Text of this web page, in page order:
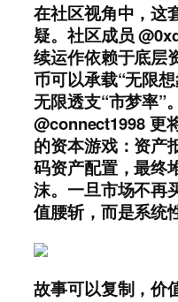
在社区视角中，这
疑。社区成员
续运作依赖于底层
币可以承载“无限
无限透支“市梦率”
@connect1998 更
的资本游戏：资产
码资产配置，最终
沫。一旦市场不再
值腰斩，而是系统
故事可以复制，价